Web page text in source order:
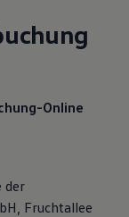
Online
der
Fruchtallee